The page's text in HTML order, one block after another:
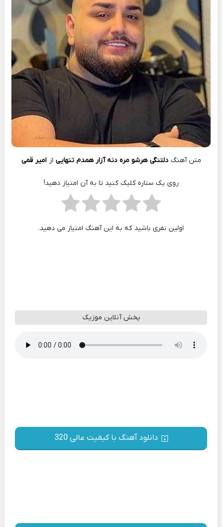
متن آهنگدلتنگی‌ هرشو مره‌ دنه‌ آزار همدم تنهایی از امیر قمی
روی یک ستاره کلیک کنید تا به آن امتیاز دهید!
اولین نفری باشید که به این آهنگ امتیاز می دهید.
پخش آنلاین موزیک
دانلود آهنگ با کیفیت عالی 320